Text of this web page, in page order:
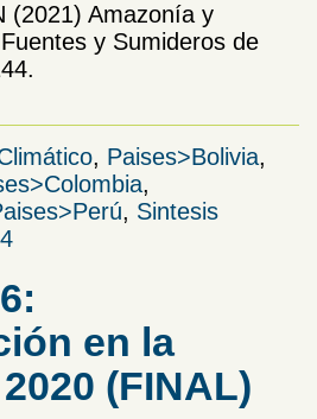
(2021) Amazonía y
y Sumideros de
, Paises>Bolivia,
,
, Sintesis
en la
(FINAL)